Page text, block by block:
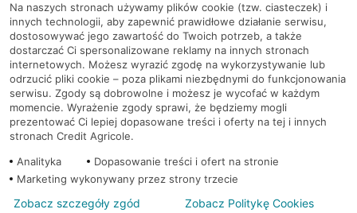
Korzystaj z bezpłatnych materiałów, które
przygotowują eksperci rynku finansowego.
Dołącz do grona subskrybentów Newslettera i bądź
na bieżąco z nowościami i promocjami
Zapisz się
Na naszych stronach używamy plików cookie (tzw. ciasteczek) i
innych technologii, aby zapewnić prawidłowe działanie serwisu,
dostosowywać jego zawartość do Twoich potrzeb, a także
dostarczać Ci spersonalizowane reklamy na innych stronach
internetowych. Możesz wyrazić zgodę na wykorzystywanie lub
odrzucić pliki cookie – poza plikami niezbędnymi do funkcjonowania
serwisu. Zgody są dobrowolne i możesz je wycofać w każdym
momencie. Wyrażenie zgody sprawi, że będziemy mogli
prezentować Ci lepiej dopasowane treści i oferty na tej i innych
stronach Credit Agricole.
Analityka
Dopasowanie treści i ofert na stronie
Marketing wykonywany przez strony trzecie
Zobacz szczegóły zgód Zobacz Politykę Cookies